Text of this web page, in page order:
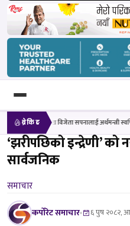
खोज्नुहोस्
ब्रेकिङ
सपनालाई अर्थमन्त्री स्वर्णिम वाग्लेको बधाई फोन
‘झरीपछिको इन्द्रेणी’ को
सार्वजनिक
समाचार
कर्पोरेट समाचार ६ पुष २०८२,